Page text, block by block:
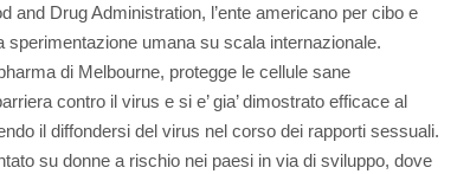
and Drug Administration, l’ente americano per cibo e
sperimentazione umana su scala internazionale.
di Melbourne, protegge le cellule sane
contro il virus e si e’ gia’ dimostrato efficace al
il diffondersi del virus nel corso dei rapporti sessuali.
su donne a rischio nei paesi in via di sviluppo, dove